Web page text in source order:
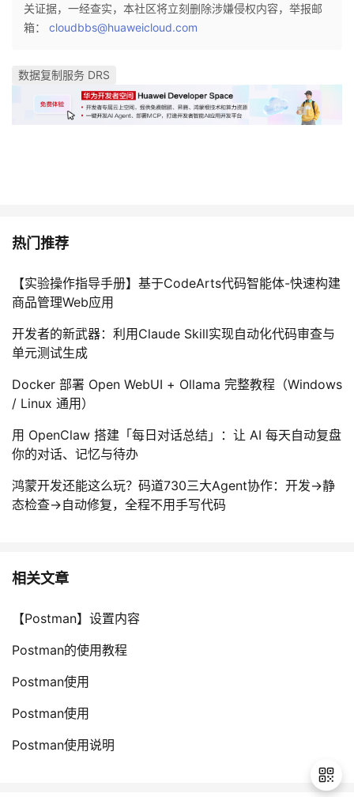
关证据，一经查实，本社区将立刻删除涉嫌侵权内容，举报邮
箱： cloudbbs@huaweicloud.com
数据复制服务 DRS
热门推荐
【实验操作指导手册】基于CodeArts代码智能体-快速构建
商品管理Web应用
开发者的新武器：利用Claude Skill实现自动化代码审查与
单元测试生成
Docker 部署 Open WebUI + Ollama 完整教程（Windows
/ Linux 通用）
用 OpenClaw 搭建「每日对话总结」：让 AI 每天自动复盘
你的对话、记忆与待办
鸿蒙开发还能这么玩？码道730三大Agent协作：开发→静
态检查→自动修复，全程不用手写代码
相关文章
【Postman】设置内容
Postman的使用教程
Postman使用
Postman使用
Postman使用说明